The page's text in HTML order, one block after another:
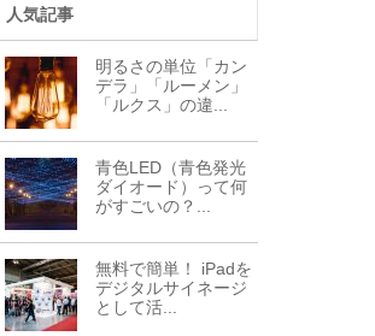
人気記事
明るさの単位「カン
デラ」「ルーメン」
「ルクス」の違...
青色LED（青色発光
ダイオード）って何
がすごいの？...
無料で簡単！ iPadを
デジタルサイネージ
として活...